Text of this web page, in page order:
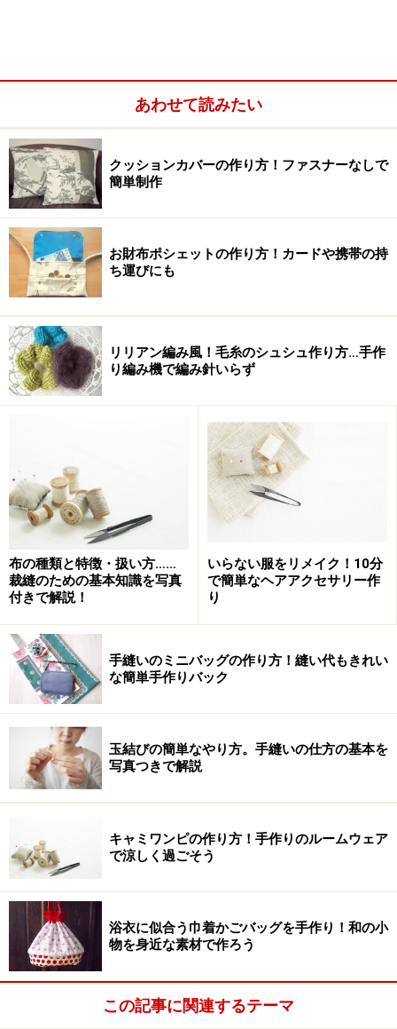
画像のような布を2枚準備します
1：布を準備します。入れ口（ファスナーが付く箇所）
の幅はファスナーの長さ、もしくはプラス1cmが目安で
す。今回は20cmのファスナーを使用。21×10.5cmに縫い
線を下書きし、その周囲に1cmの縫い代を取り、布を裁
ちました。同じサイズで2枚準備します。それぞれ入れ
口を1cm内側に折り、アイロンを当てておきます。
準備した布に、ファスナーをマチ針で仮止めします
2：ファスナーを表向きに置き、そこに布の入れ口（手
順1でアイロンをあてた箇所）を、布が表を向くように
置きます（布もファスナーも表を向いた状態）。画像の
ように、布の入れ口をファスナーから、3～4mmほど離
してマチ針で止めていきます。
小さな布とボタンを飾りに。布に何か飾りを縫い付ける場合
は、布を中表に合わせる前までに済ませておきます
3：2枚の布それぞれマチ針で留め、縫いやすいように、
仮縫いします。ちょっと面倒でも、後の作業が楽なの
で、初めての方はきちんと仮縫いしてくださいね。ファ
の時に、ファスナーがきちんと開け閉めできるか、試し
ておいてください。
画像のように、表側からミシンをかけていきます
4：仮縫いが終われば、ファスナー箇所をミシンで縫っ
ていきます。画像のように、押さえがファスナーぎりぎ
あわせて読みたい
クッションカバーの作り方！ファスナーなしで
簡単制作
お財布ポシェットの作り方！カードや携帯の持
ち運びにも
リリアン編み風！毛糸のシュシュ作り方…手作
り編み機で編み針いらず
布の種類と特徴・扱い方……
裁縫のための基本知識を写真
付きで解説！
いらない服をリメイク！10分
で簡単なヘアアクセサリー作
り
手縫いのミニバッグの作り方！縫い代もきれい
な簡単手作りバック
玉結びの簡単なやり方。手縫いの仕方の基本を
写真つきで解説
キャミワンピの作り方！手作りのルームウェア
で涼しく過ごそう
浴衣に似合う巾着かごバッグを手作り！和の小
物を身近な素材で作ろう
この記事に関連するテーマ